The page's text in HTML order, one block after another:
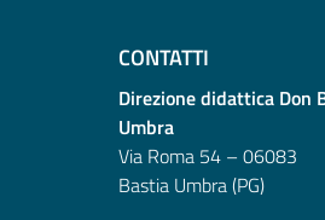
CONTATTI
Direzione didattica Don
Umbra
Via Roma 54 – 06083
Bastia Umbra (PG)